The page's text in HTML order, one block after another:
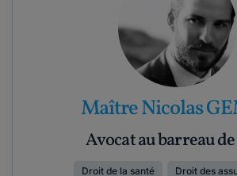
Maître Nicolas
Avocat au barreau
Droit de la santé Droit des